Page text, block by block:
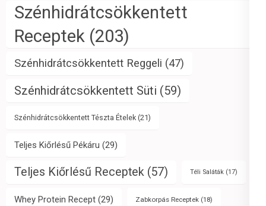
Szénhidrátcsökkentett
Receptek (203)
Szénhidrátcsökkentett Reggeli (47)
Szénhidrátcsökkentett Süti (59)
Szénhidrátcsökkentett Tészta Ételek (21)
Teljes Kiőrlésű Pékáru (29)
Teljes Kiőrlésű Receptek (57) Téli Saláták (17)
Whey Protein Recept (29) Zabkorpás Receptek (18)